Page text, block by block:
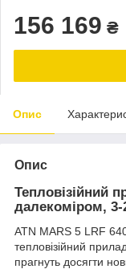
156 169 ₴
Опис
Опис
Тепловізійний
далекоміром,
ATN MARS 5 LRF
тепловізійний
прагнуть досягти